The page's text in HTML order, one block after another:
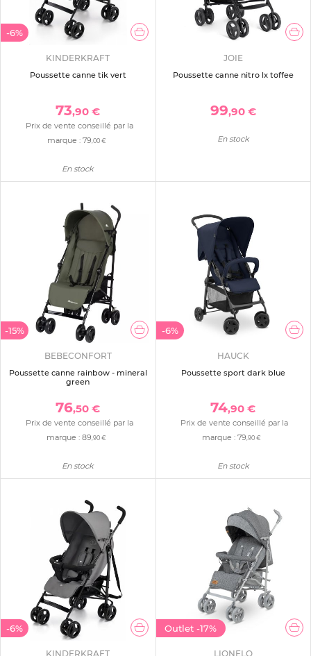
-6%
KINDERKRAFT
Poussette canne tik vert
73,90 €
Prix de vente conseillé par la
marque : 79 ,00 €
En stock
JOIE
Poussette canne nitro lx toffee
99,90 €
En stock
-15%
BEBECONFORT
Poussette canne rainbow - mineral
green
76,50 €
Prix de vente conseillé par la
marque :89,90 €
En stock
-6%
HAUCK
Poussette sport dark blue
74,90 €
Prix de vente conseillé par la
marque :79,90 €
En stock
-6%
KINDERKRAFT
Outlet -17%
LIONELO